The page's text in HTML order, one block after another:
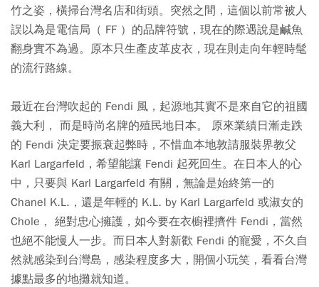
竹之姿，橫掃台灣名店和街頭。突然之間，這個以前常被人
誤以為是電信局（ FF ）的品牌符號，現在的際遇說是鹹魚
翻身實不為過。原本只生產皮革皮衣，現在則走向年輕時髦
的流行路線。
最近在台灣吹起的 Fendi 風，起源地其實不是來自它的祖國
義大利， 而是時尚名牌的殖民地日本。 原來業績日漸走跌
的 Fendi 決定要振衰起弊時，不惜血本地敦請服裝界教父
Karl Largarfeld，希望能讓 Fendi 起死回生。在日本人的心
中，只要與 Karl Largarfeld 有關，無論是始終第一的
Chanel K.L.，還是年輕的 K.L. by Karl Largarfeld 或淑女的
Chole， 絕對忠心擁護，如今要在衣櫥裡擠件 Fendi，當然
也絕不能慢人一步。而日本人對新歡 Fendi 的寵愛，不久自
然就感染到台灣島，感染程度多大，開個小玩笑，看看台灣
據點最多的地攤就知道。